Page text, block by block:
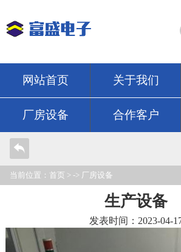
网站首页 关于我们
厂房设备 合作客户
当前位置： 首页 > -> 厂房设备
生产设备
发表时间：2023-04-